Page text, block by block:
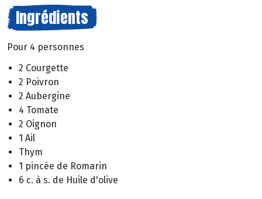
Ingrédients
Pour 4 personnes
2 Courgette
2 Poivron
2 Aubergine
4 Tomate
2 Oignon
1 Ail
Thym
1 pincée de Romarin
6 c. à s. de Huile d'olive